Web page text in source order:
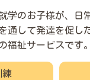
学のお子様が、日
通して発達を促し
福祉サービスです。
練